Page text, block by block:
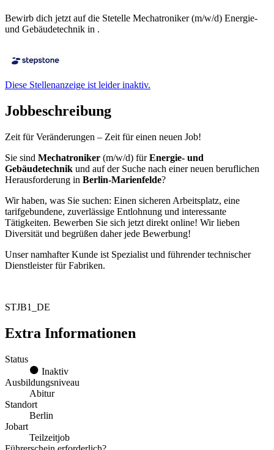
Bewirb dich jetzt auf die Stetelle Mechatroniker (m/w/d) Energie-
und Gebäudetechnik in .
Diese Stellenanzeige ist leider inaktiv.
Jobbeschreibung
Zeit für Veränderungen – Zeit für einen neuen Job!
Sie sind Mechatroniker (m/w/d) fürEnergie- und
Gebäudetechnik und auf der Suche nach einer neuen beruflichen
Herausforderung in Berlin-Marienfelde?
Wir haben, was Sie suchen: Einen sicheren Arbeitsplatz, eine
tarifgebundene, zuverlässige Entlohnung und interessante
Tätigkeiten. Bewerben Sie sich jetzt direkt online! Wir lieben
Diversität und begrüßen daher jede Bewerbung!
Unser namhafter Kunde ist Spezialist und führender technischer
Dienstleister für Fabriken.
STJB1_DE
Extra Informationen
Status
Inaktiv
Ausbildungsniveau
Abitur
Standort
Berlin
Jobart
Teilzeitjob